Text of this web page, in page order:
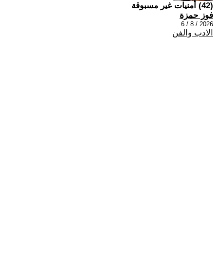
(42) أمنيات غير مسبوقة
فوز حمزة
2026 / 8 / 6
الادب والفن